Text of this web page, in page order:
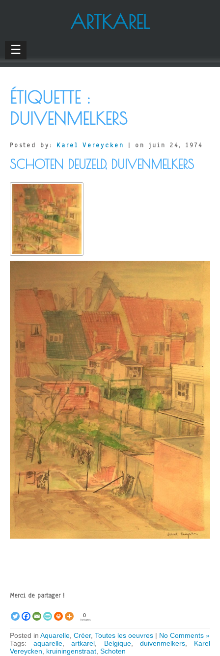
ARTKAREL
☰
ÉTIQUETTE :
DUIVENMELKERS
Posted by: Karel Vereycken | on juin 24, 1974
SCHOTEN DEUZELD, DUIVENMELKERS
Merci de partager !
0
Partages
Posted in Aquarelle Créer, Toutes les oeuvres | No Comments »
Tags:aquarelle ,artkarel Belgique, duivenmelkers, Karel
Vereycken
kruiningenstraat Schoten